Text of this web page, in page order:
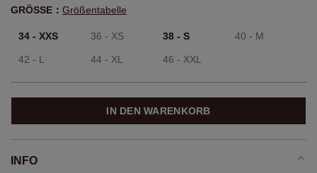
GRÖSSE： Größentabelle
34 - XXS 36 - XS 38 - S 40 - M
42 - L 44 - XL 46 - XXL
IN DEN WARENKORB
INFO